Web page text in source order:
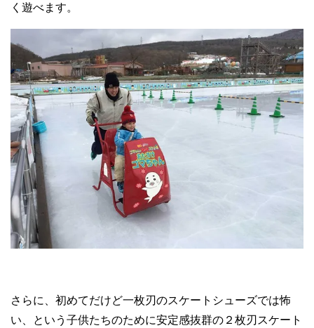
く遊べます。
さらに、初めてだけど一枚刃のスケートシューズでは怖
い、という子供たちのために安定感抜群の２枚刃スケート